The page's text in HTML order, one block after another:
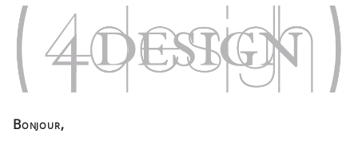
Bonjour,